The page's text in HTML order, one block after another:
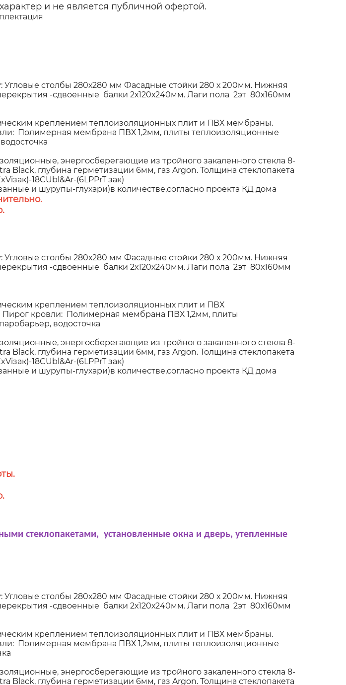
и не является публичной офертой.
столбы 280х280 мм Фасадные стойки 280 х 200мм. Нижняя
-сдвоенные балки 2х120х240мм. Лаги пола 2эт 80х160мм
креплением теплоизоляционных плит и ПВХ мембраны.
Полимерная мембрана ПВХ 1,2мм, плиты теплоизоляционные
энергосберегающие из тройного закаленного стекла 8-
глубина герметизации 6мм, газ Argon. Толщина стеклопакета
18CUbl&Ar-(6LPPrT зак)
и шурупы-глухари)в количестве,согласно проекта КД дома
столбы 280х280 мм Фасадные стойки 280 х 200мм. Нижняя
-сдвоенные балки 2х120х240мм. Лаги пола 2эт 80х160мм
креплением теплоизоляционных плит и ПВХ
кровли: Полимерная мембрана ПВХ 1,2мм, плиты
водосточка
энергосберегающие из тройного закаленного стекла 8-
глубина герметизации 6мм, газ Argon. Толщина стеклопакета
18CUbl&Ar-(6LPPrT зак)
и шурупы-глухари)в количестве,согласно проекта КД дома
стеклопакетами, установленные окна и дверь, утепленные
столбы 280х280 мм Фасадные стойки 280 х 200мм. Нижняя
-сдвоенные балки 2х120х240мм. Лаги пола 2эт 80х160мм
креплением теплоизоляционных плит и ПВХ мембраны.
Полимерная мембрана ПВХ 1,2мм, плиты теплоизоляционные
энергосберегающие из тройного закаленного стекла 8-
глубина герметизации 6мм, газ Argon. Толщина стеклопакета